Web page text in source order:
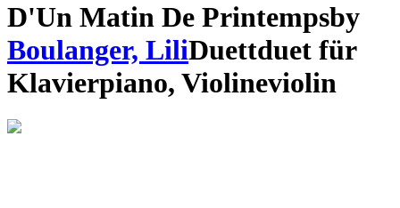
D'Un Matin De Printempsby
Boulanger, LiliDuettduet für
Klavierpiano, Violineviolin